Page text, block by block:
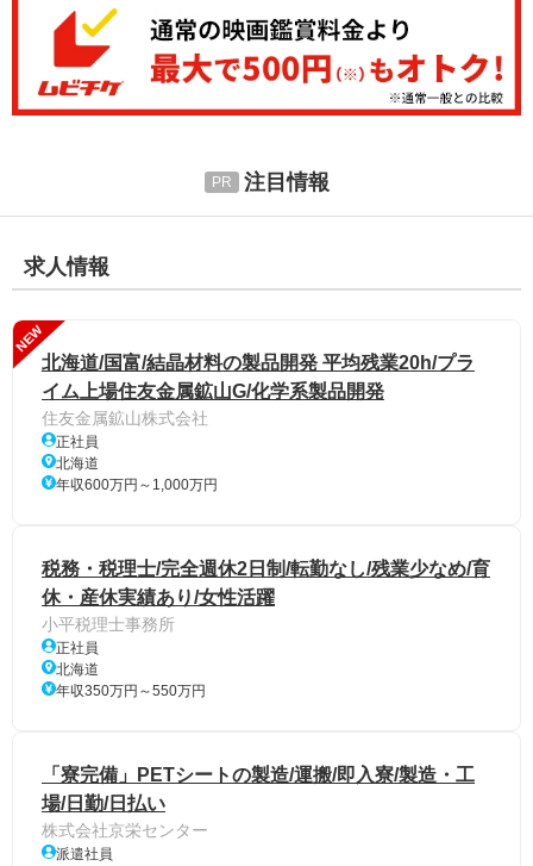
注目情報
求人情報
NEW
北海道/国富/結晶材料の製品開発 平均残業20h/プラ
イム上場住友金属鉱山G/化学系製品開発
住友金属鉱山株式会社
正社員
北海道
年収600万円～1,000万円
税務・税理士/完全週休2日制/転勤なし/残業少なめ/育
休・産休実績あり/女性活躍
小平税理士事務所
正社員
北海道
年収350万円～550万円
「寮完備」PETシートの製造/運搬/即入寮/製造・工
場/日勤/日払い
株式会社京栄センター
派遣社員